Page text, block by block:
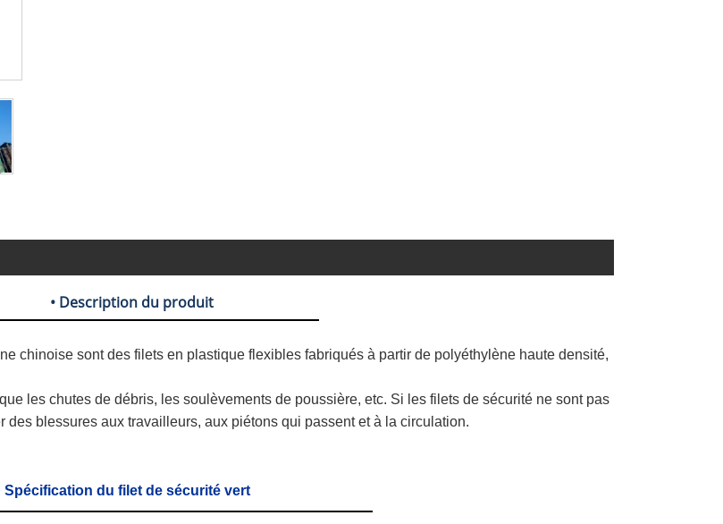
• Description du produit
chinoise sont des filets en plastique flexibles fabriqués à partir de polyéthylène haute densité,
les chutes de débris, les soulèvements de poussière, etc. Si les filets de sécurité ne sont pas
blessures aux travailleurs, aux piétons qui passent et à la circulation.
Spécification du filet de sécurité vert